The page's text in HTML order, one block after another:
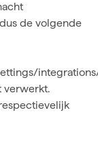
de volgende
verwerkt.